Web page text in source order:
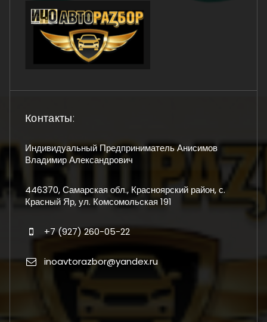
Контакты:
Индивидуальный Предприниматель Анисимов
Владимир Александрович
446370, Самарская обл., Красноярский район, с.
Красный Яр, ул. Комсомольская 191
+7 (927) 260-05-22
inoavtorazbor@yandex.ru